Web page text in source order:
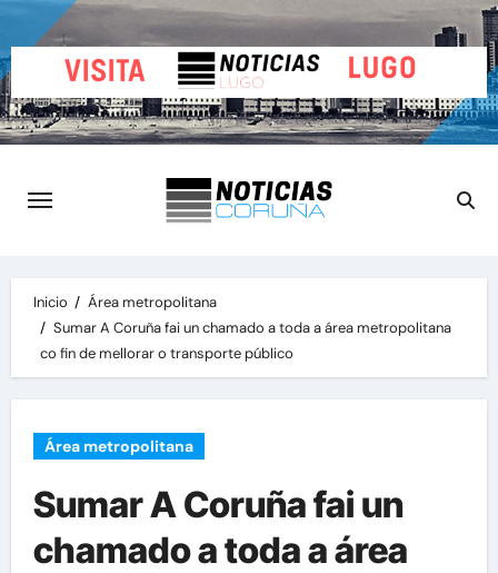
al
contenido
Inicio
Área metropolitana
Sumar A Coruña fai un chamado a toda a área metropolitana
co fin de mellorar o transporte público
Área metropolitana
Sumar A Coruña fai un
chamado a toda a área